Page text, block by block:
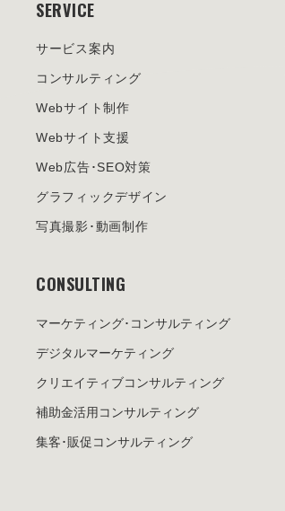
SERVICE
サービス案内
コンサルティング
Webサイト制作
Webサイト支援
Web広告･SEO対策
グラフィックデザイン
写真撮影･動画制作
CONSULTING
マーケティング･ コンサルティング
デジタルマーケティング
クリエイティブコンサルティング
補助金活用 コンサルティング
集客･販促コンサルティング